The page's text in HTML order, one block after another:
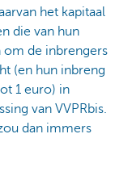
het kapitaal
die van hun
de inbrengers
(en hun inbreng
1 euro) in
van VVPRbis.
dan immers